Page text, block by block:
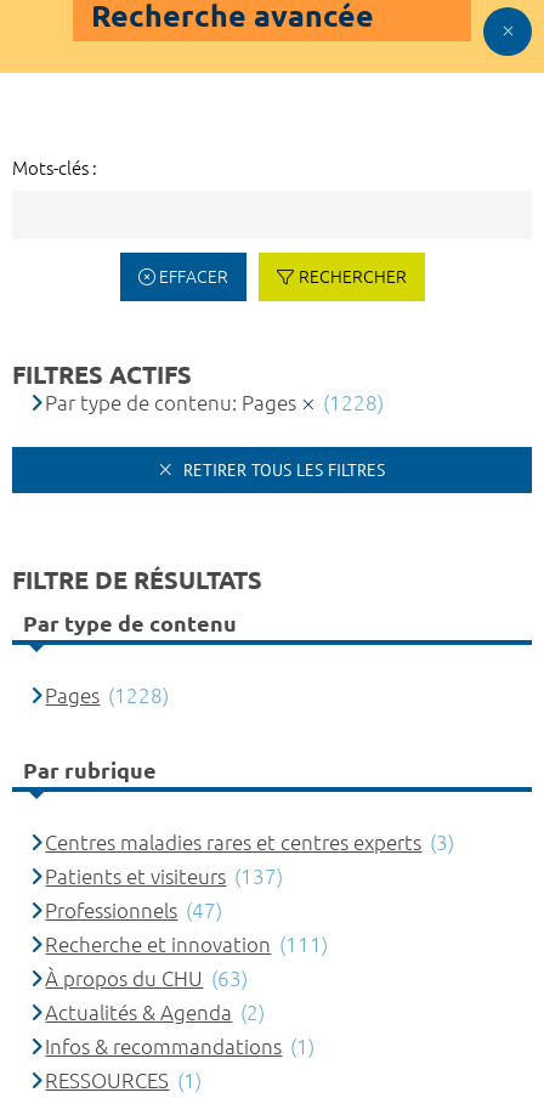
Recherche avancée
Mots-clés :
EFFACER RECHERCHER
FILTRES ACTIFS
Par type de contenu: Pages (1228)
RETIRER TOUS LES FILTRES
FILTRE DE RÉSULTATS
Par type de contenu
Pages (1228)
Par rubrique
Centres maladies rares et centres experts (3)
Patients et visiteurs (137)
Professionnels (47)
Recherche et innovation (111)
À propos du CHU (63)
Actualités & Agenda (2)
Infos & recommandations (1)
RESSOURCES (1)